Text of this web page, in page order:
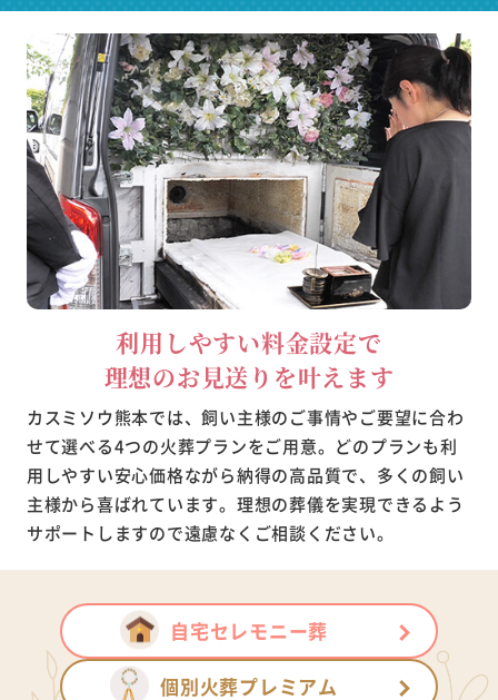
利用しやすい料金設定で
理想のお見送りを叶えます
カスミソウ熊本では、飼い主様のご事情やご要望に合わ
せて選べる4つの火葬プランをご用意。どのプランも利
用しやすい安心価格ながら納得の高品質で、多くの飼い
主様から喜ばれています。理想の葬儀を実現できるよう
サポートしますので遠慮なくご相談ください。
自宅セレモニー葬
個別火葬プレミアム